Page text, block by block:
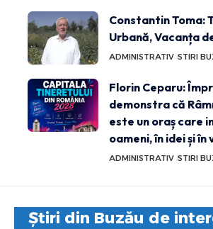
Constantin Toma:
Urbană, Vacanța
ADMINISTRATIV STIRI
Florin Ceparu:
demonstra că
este un oraș care
oameni, în idei și
ADMINISTRATIV STIRI
Știri din Buzău de